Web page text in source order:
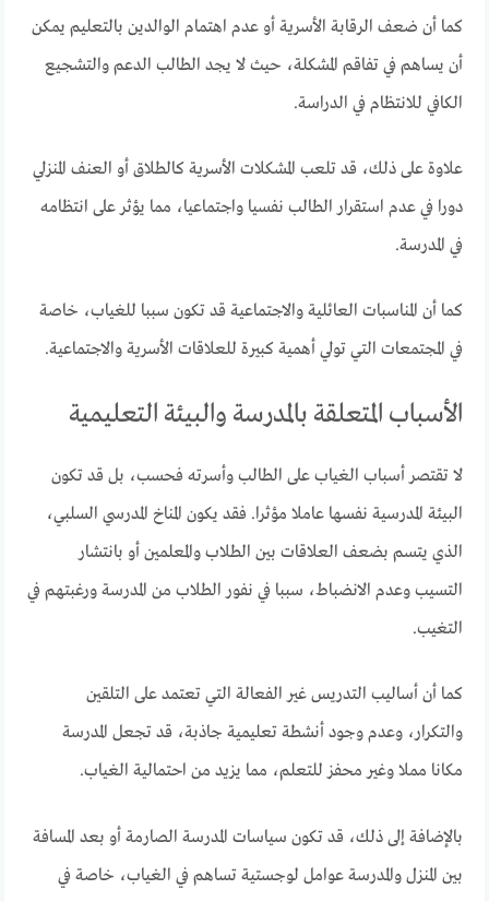
كما أن ضعف الرقابة الأسرية أو عدم اهتمام الوالدين بالتعليم يمكن
أن يساهم في تفاقم المشكلة، حيث لا يجد الطالب الدعم والتشجيع
الكافي للانتظام في الدراسة.
علاوة على ذلك، قد تلعب المشكلات الأسرية كالطلاق أو العنف المنزلي
دورا في عدم استقرار الطالب نفسيا واجتماعيا، مما يؤثر على انتظامه
في المدرسة.
كما أن المناسبات العائلية والاجتماعية قد تكون سببا للغياب، خاصة
في المجتمعات التي تولي أهمية كبيرة للعلاقات الأسرية والاجتماعية.
الأسباب المتعلقة بالمدرسة والبيئة التعليمية
لا تقتصر أسباب الغياب على الطالب وأسرته فحسب، بل قد تكون
البيئة المدرسية نفسها عاملا مؤثرا. فقد يكون المناخ المدرسي السلبي،
الذي يتسم بضعف العلاقات بين الطلاب والمعلمين أو بانتشار
التسيب وعدم الانضباط، سببا في نفور الطلاب من المدرسة ورغبتهم في
التغيب.
كما أن أساليب التدريس غير الفعالة التي تعتمد على التلقين
والتكرار، وعدم وجود أنشطة تعليمية جاذبة، قد تجعل المدرسة
مكانا مملا وغير محفز للتعلم، مما يزيد من احتمالية الغياب.
بالإضافة إلى ذلك، قد تكون سياسات المدرسة الصارمة أو بعد المسافة
بين المنزل والمدرسة عوامل لوجستية تساهم في الغياب، خاصة في